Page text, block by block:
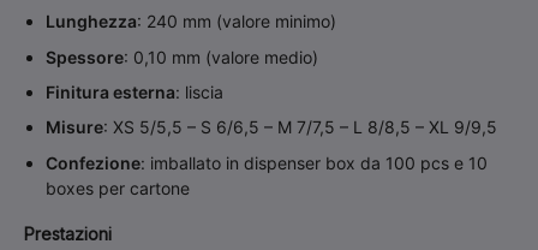
Lunghezza: 240 mm (valore minimo)
Spessore: 0,10 mm (valore medio)
Finitura esterna: liscia
Misure: XS 5/5,5 – S 6/6,5 – M 7/7,5 – L 8/8,5 – XL 9/9,5
Confezione: imballato in dispenser box da 100 pcs e 10
boxes per cartone
Prestazioni